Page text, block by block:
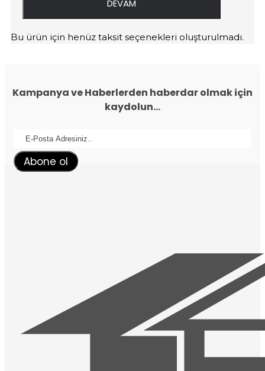
DEVAM
Bu ürün için henüz taksit seçenekleri oluşturulmadı.
Kampanya ve Haberlerden haberdar olmak için
kaydolun...
Abone ol